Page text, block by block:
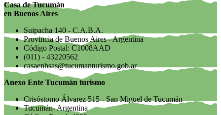
Casa de Tucumán
en Buenos Aires
Suipacha 140 - C.A.B.A.
Provincia de Buenos Aires - Argentina
Código Postal: C1008AAD
(011) - 43220562
casaenbsas@tucumanturismo.gob.ar
Anexo Ente Tucumán turismo
Crisóstomo Álvarez 515 - San Miguel de Tucumán
Tucumán- Argentina